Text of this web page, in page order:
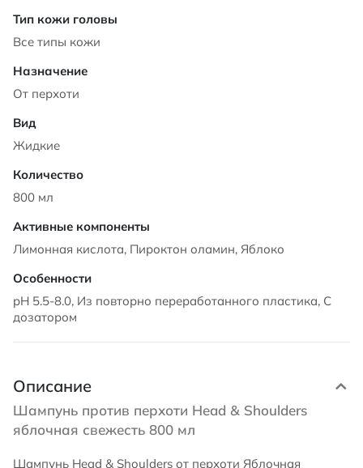
Все типы кожи
От перхоти
Жидкие
800 мл
Лимонная кислота, Пироктон оламин, Яблоко
pH 5.5-8.0, Из повторно переработанного пластика, С
дозатором
Описание
Шампунь против перхоти Head & Shoulders
яблочная свежесть 800 мл
Шампунь Head & Shoulders от перхоти Яблочная